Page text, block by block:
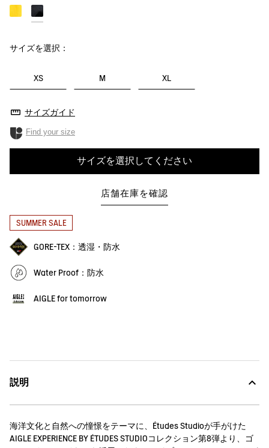
サイズを選択：
XS M XL
サイズガイド
Find your size
サイズを選択してください
店舗在庫を確認
SUMMER SALE
GORE-TEX：透湿・防水
Water Proof：防水
AIGLE for tomorrow
説明
海洋文化と自然への憧憬をテーマに、Études Studioが手がけた
AIGLE EXPERIENCE BY ÉTUDES STUDIOコレクション第8弾より、ゴ